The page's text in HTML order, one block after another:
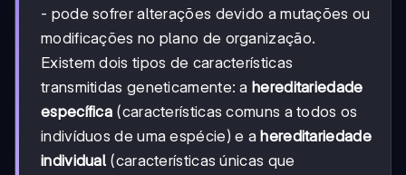
- pode sofrer alterações devido a mutações ou
modificações no plano de organização.
Existem dois tipos de características
transmitidas geneticamente: a hereditariedade
específica (características comuns a todos os
indivíduos de uma espécie) e a hereditariedade
individual (características únicas que